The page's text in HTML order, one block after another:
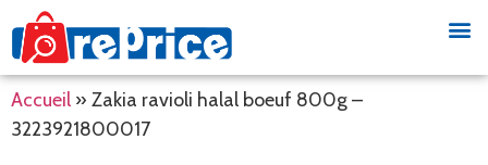
Accueil » Zakia ravioli halal boeuf 800g –
3223921800017